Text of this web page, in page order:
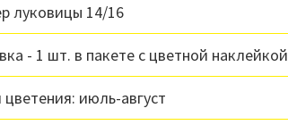
луковицы 14/16
- 1 шт. в пакете с цветной наклейкой
цветения: июль-август